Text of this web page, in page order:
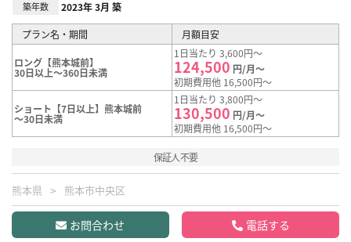
築年数 2023年 3月 築
プラン名・期間 月額目安
ロング【熊本城前】
30日以上～360日未満
1日当たり 3,600円～
124,500 円/月～
初期費用他 16,500円～
ショート【7日以上】熊本城前
～30日未満
1日当たり 3,800円～
130,500 円/月～
初期費用他 16,500円～
保証人不要
熊本県 熊本市中央区
お問合わせ 電話する